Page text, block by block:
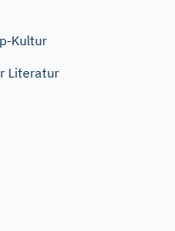
Kultur
Literatur